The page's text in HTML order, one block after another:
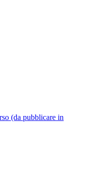
(da pubblicare in